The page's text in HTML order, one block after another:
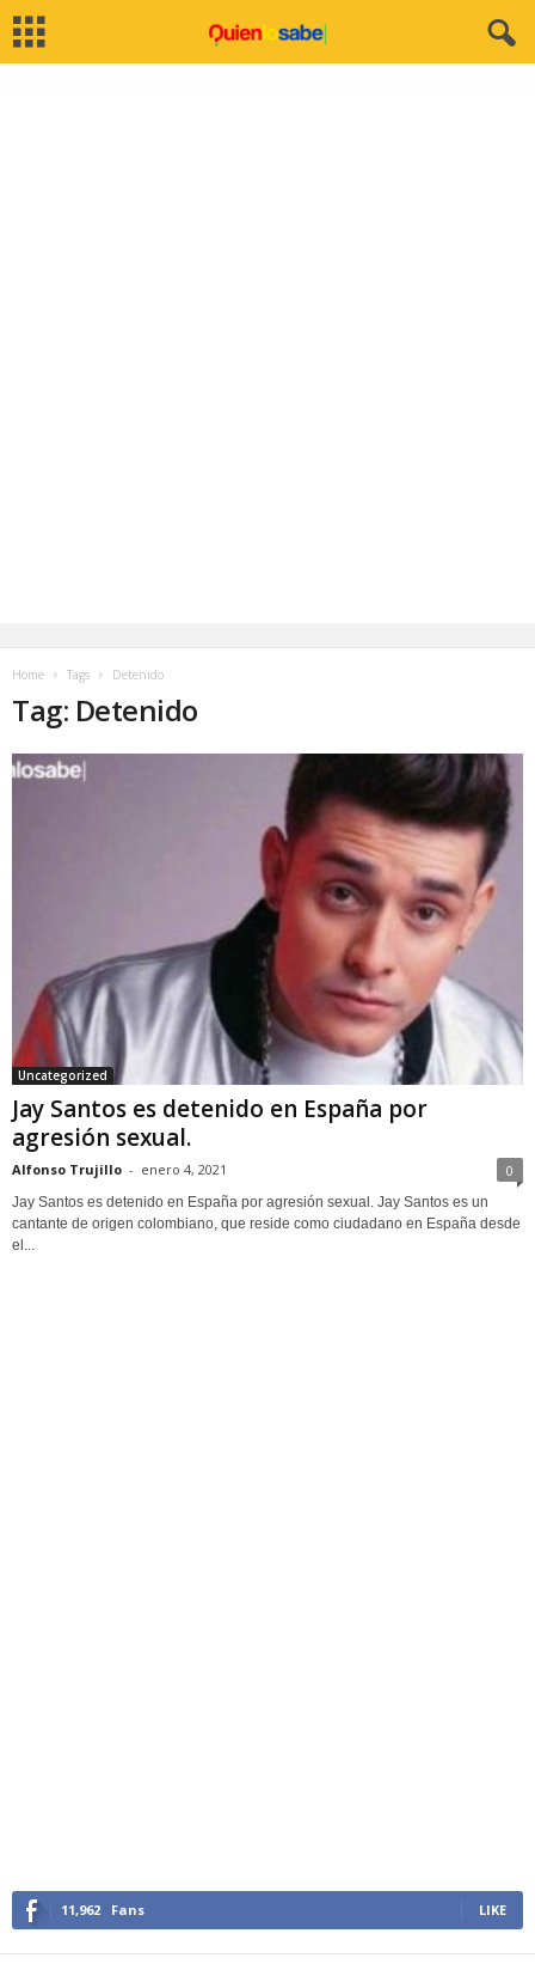
Home Tags Detenido
Tag: Detenido
Uncategorized
Jay Santos es detenido en España por
agresión sexual.
Alfonso Trujillo - enero 4, 2021 0
Jay Santos es detenido en España por agresión sexual. Jay Santos es un
cantante de origen colombiano, que reside como ciudadano en España desde
el...
11,962 Fans LIKE